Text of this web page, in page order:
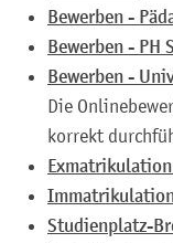
Bewerben -
Bewerben - PH
Bewerben -
Die
korrekt
Exmatrikulation
Immatrikulation
Studienplatz-